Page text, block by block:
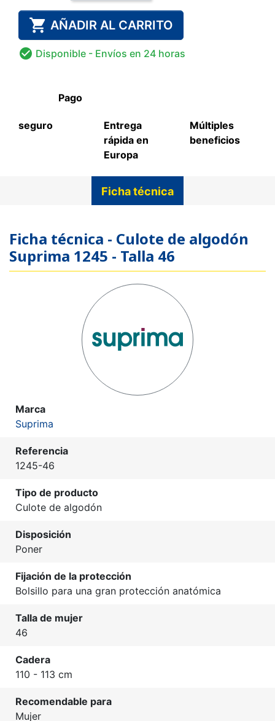
 AÑADIR AL CARRITO
 Disponible - Envíos en 24 horas
Pago
seguro
Entrega
rápida en
Europa
Múltiples
beneficios
Ficha técnica
Ficha técnica - Culote de algodón
Suprima 1245 - Talla 46
Marca
Suprima
Referencia
1245-46
Tipo de producto
Culote de algodón
Disposición
Poner
Fijación de la protección
Bolsillo para una gran protección anatómica
Talla de mujer
46
Cadera
110 - 113 cm
Recomendable para
Mujer